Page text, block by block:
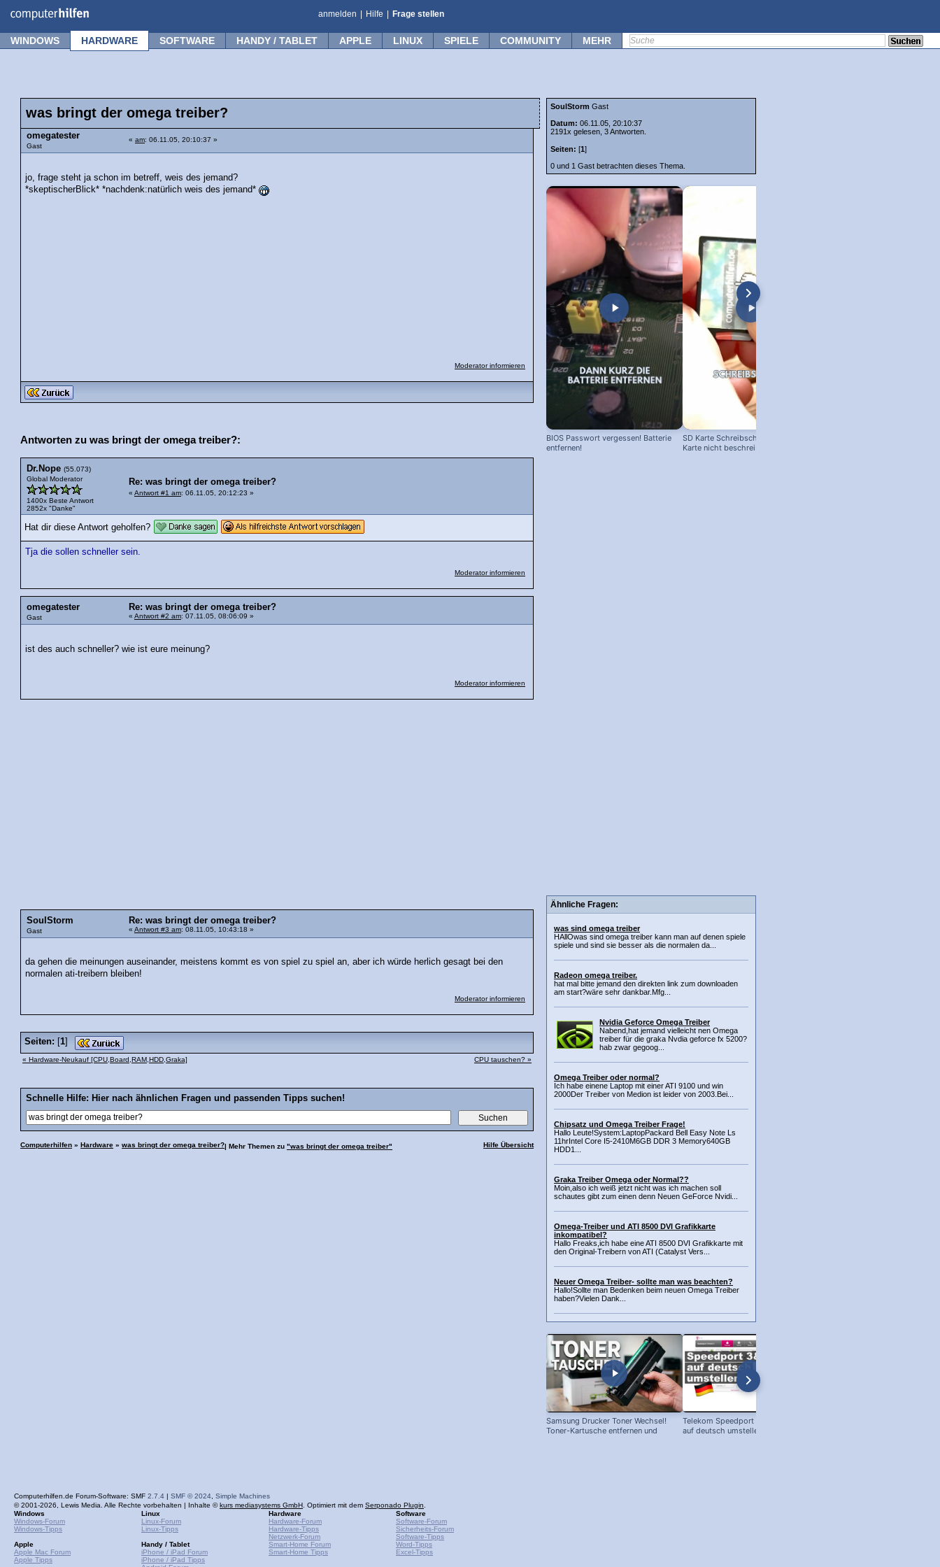
anmelden Hilfe Frage stellen
WINDOWS HARDWARE SOFTWARE HANDY / TABLET APPLE LINUX SPIELE COMMUNITY MEHR
was bringt der omega treiber?
omegatester
Gast
« am: 06.11.05, 20:10:37 »
jo, frage steht ja schon im betreff, weis des jemand?
*skeptischerBlick* *nachdenk:natürlich weis des jemand*
Moderator informieren
Antworten zu was bringt der omega treiber?:
Dr.Nope (55.073)
Global Moderator
1400x Beste Antwort
2852x "Danke"
Re: was bringt der omega treiber?
« Antwort #1 am: 06.11.05, 20:12:23 »
Hat dir diese Antwort geholfen?
Tja die sollen schneller sein.
Moderator informieren
omegatester
Gast
Re: was bringt der omega treiber?
« Antwort #2 am: 07.11.05, 08:06:09 »
ist des auch schneller? wie ist eure meinung?
Moderator informieren
SoulStorm
Gast
Re: was bringt der omega treiber?
« Antwort #3 am: 08.11.05, 10:43:18 »
da gehen die meinungen auseinander, meistens kommt es von spiel zu spiel an, aber ich würde herlich gesagt bei den
normalen ati-treibern bleiben!
Moderator informieren
Seiten: [1]
« Hardware-Neukauf [CPU,Board,RAM,HDD,Graka] CPU tauschen? »
Schnelle Hilfe: Hier nach ähnlichen Fragen und passenden Tipps suchen!
Computerhilfen » Hardware » was bringt der omega treiber? Hilfe Übersicht
| Mehr Themen zu "was bringt der omega treiber"
SoulStorm Gast
Datum: 06.11.05, 20:10:37
2191x gelesen, 3 Antworten.
Seiten: [1]
0 und 1 Gast betrachten dieses Thema.
BIOS Passwort vergessen! Batterie
entfernen!
SD Karte Schreibschutz austricksen:
Karte nicht beschreibbar?
Ähnliche Fragen:
was sind omega treiber
HAllOwas sind omega treiber kann man auf denen spiele
spiele und sind sie besser als die normalen da...
Radeon omega treiber.
hat mal bitte jemand den direkten link zum downloaden
am start?wäre sehr dankbar.Mfg...
Nvidia Geforce Omega Treiber
Nabend,hat jemand vielleicht nen Omega
treiber für die graka Nvdia geforce fx 5200?
hab zwar gegoog...
Omega Treiber oder normal?
Ich habe einene Laptop mit einer ATI 9100 und win
2000Der Treiber von Medion ist leider von 2003.Bei...
Chipsatz und Omega Treiber Frage!
Hallo Leute!System:LaptopPackard Bell Easy Note Ls
11hrIntel Core I5-2410M6GB DDR 3 Memory640GB
HDD1...
Graka Treiber Omega oder Normal??
Moin,also ich weiß jetzt nicht was ich machen soll
schautes gibt zum einen denn Neuen GeForce Nvidi...
Omega-Treiber und ATI 8500 DVI Grafikkarte
inkompatibel?
Hallo Freaks,ich habe eine ATI 8500 DVI Grafikkarte mit
den Original-Treibern von ATI (Catalyst Vers...
Neuer Omega Treiber- sollte man was beachten?
Hallo!Sollte man Bedenken beim neuen Omega Treiber
haben?Vielen Dank...
Samsung Drucker Toner Wechsel!
Toner-Kartusche entfernen und
Telekom Speedport Router: Sprache
auf deutsch umstellen!
Computerhilfen.de Forum-Software: SMF 2.7.4 | SMF © 2024 Simple Machines
© 2001-2026, Lewis Media. Alle Rechte vorbehalten | Inhalte ©kurs mediasystems GmbH . Optimiert mit dem Serponado Plugin
Windows
Windows-Forum
Windows-Tipps
Apple
Apple Mac Forum
Apple Tipps
Linux
Linux-Forum
Linux-Tipps
Handy / Tablet
iPhone / iPad Forum
iPhone / iPad Tipps
Hardware
Hardware-Forum
Hardware-Tipps
Netzwerk-Forum
Smart-Home Forum
Smart-Home Tipps
Software
Software-Forum
Sicherheits-Forum
Software-Tipps
Word-Tipps
Excel-Tipps